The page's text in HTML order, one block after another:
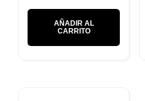
AÑADIR AL
CARRITO